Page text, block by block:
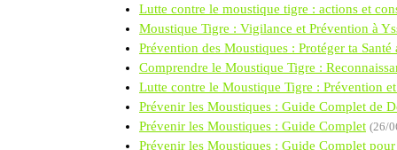
Lutte contre le moustique tigre : actions et
Moustique Tigre : Vigilance et Prévention à
Prévention des Moustiques : Protéger ta
Comprendre le Moustique Tigre :
Lutte contre le Moustique Tigre : Prévention
Prévenir les Moustiques : Guide Complet de
Prévenir les Moustiques : Guide Complet (26/
Prévenir les Moustiques : Guide Complet